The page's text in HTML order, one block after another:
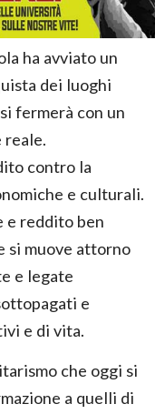
ha avviato un
dei luoghi
fermerà con un
reale.
contro la
e culturali.
e reddito ben
si muove attorno
e legate
e
e di vita.
che oggi si
a quelli di